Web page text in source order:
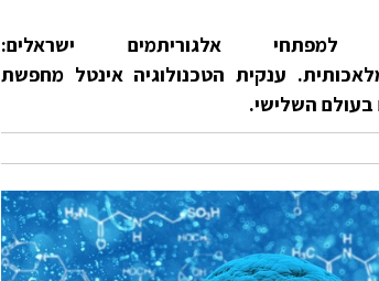
אלגוריתמים ישראלים:
ענקית הטכנולוגיה אינטל מחפשת
בעולם השלישי.